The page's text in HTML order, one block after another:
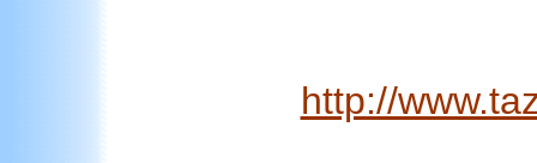
http://